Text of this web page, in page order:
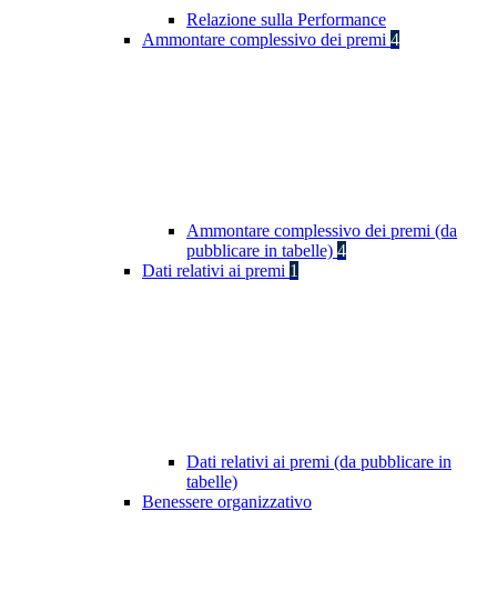
Relazione sulla Performance
Ammontare complessivo dei premi 4
Ammontare complessivo dei premi (da
pubblicare in tabelle) 4
Dati relativi ai premi 1
Dati relativi ai premi (da pubblicare in
tabelle)
Benessere organizzativo